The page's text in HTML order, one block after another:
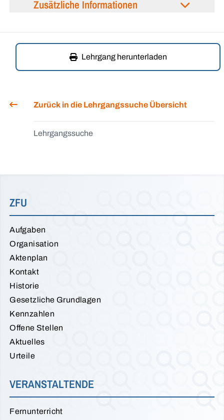
Zusätzliche Informationen
Lehrgang herunterladen
Zurück in die Lehrgangssuche Übersicht
Lehrgangssuche
ZFU
Aufgaben
Organisation
Aktenplan
Kontakt
Historie
Gesetzliche Grundlagen
Kennzahlen
Offene Stellen
Aktuelles
Urteile
VERANSTALTENDE
Fernunterricht